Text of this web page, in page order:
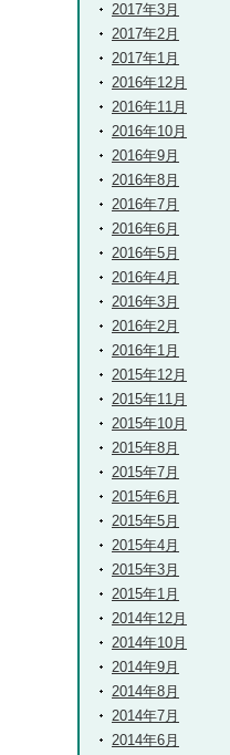
2017年3月
2017年2月
2017年1月
2016年12月
2016年11月
2016年10月
2016年9月
2016年8月
2016年7月
2016年6月
2016年5月
2016年4月
2016年3月
2016年2月
2016年1月
2015年12月
2015年11月
2015年10月
2015年8月
2015年7月
2015年6月
2015年5月
2015年4月
2015年3月
2015年1月
2014年12月
2014年10月
2014年9月
2014年8月
2014年7月
2014年6月